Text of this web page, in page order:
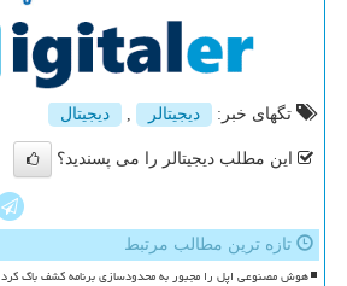
تگهای خبر: دیجیتالر دیجیتال
این مطلب دیجیتالر را می پسندید؟
تازه ترین مطالب مرتبط
هوش مصنوعی اپل را مجبور به محدودسازی برنامه کشف باگ کرد